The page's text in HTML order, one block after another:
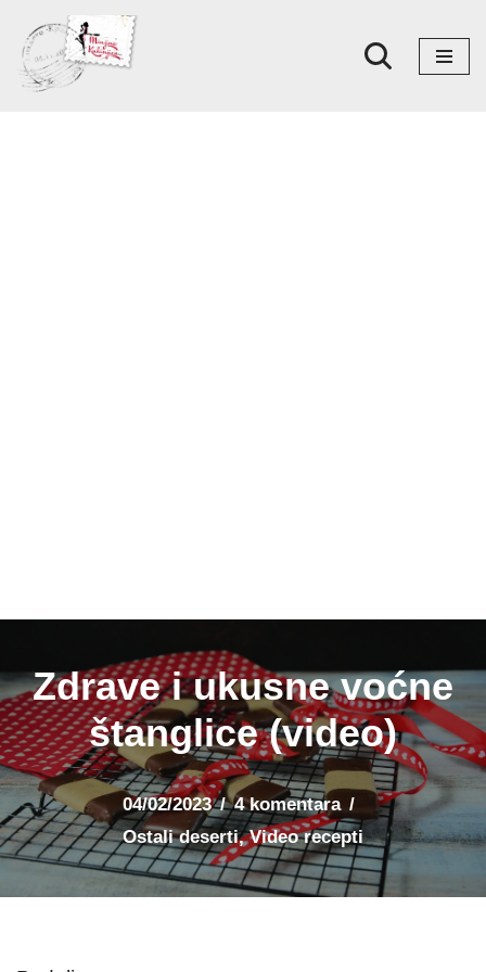
Skoči
na
Zdrave i ukusne voćne
štanglice (video)
04/02/2023
4 komentara
Ostali deserti,Video recepti